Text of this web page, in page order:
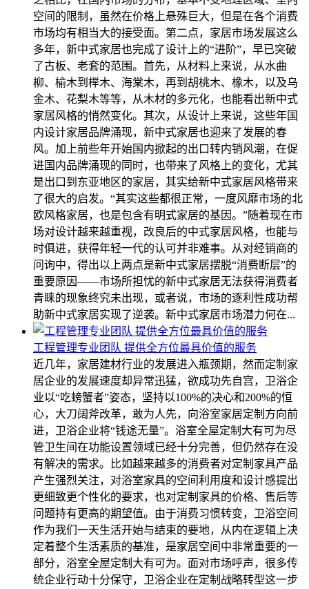
空间的限制，虽然在价格上悬殊巨大，但是在各个消费
市场均有相当大的接受面。第二点，家居市场发展这么
多年，新中式家居也完成了设计上的“进阶”，早已突破
了古板、老套的范围。首先，从材料上来说，从水曲
柳、榆木到榉木、海棠木，再到胡桃木、橡木，以及乌
金木、花梨木等等，从木材的多元化，也能看出新中式
家居风格的悄然变化。其次，从设计上来说，这些年国
内设计家居品牌涌现，新中式家居也迎来了发展的春
风。加上前些年开始国内掀起的出口转内销风潮，在促
进国内品牌涌现的同时，也带来了风格上的变化，尤其
是出口到东亚地区的家居，其实给新中式家居风格带来
了很大的启发。“其实这些都很正常，一度风靡市场的北
欧风格家居，也是包含有明式家居的基因。”随着现在市
场对设计越来越重视，改良后的中式家居风格，也能与
时俱进，获得年轻一代的认可并非难事。从对经销商的
问询中，得出以上两点是新中式家居摆脱“消费断层”的
重要原因——市场所担忧的新中式家居无法获得消费者
青睐的现象终究未出现，或者说，市场的逐利性成功帮
助新中式家居实现了逆袭。新中式家居市场潜力何在...
工程管理专业团队 提供全方位最具价值的服务
近几年，家居建材行业的发展进入瓶颈期，然而定制家
居企业的发展速度却异常迅猛，欲成功先自宫，卫浴企
业以“吃螃蟹者”姿态，坚持以100%的决心和200%的恒
心，大刀阔斧改革，敢为人先，向浴室家居定制方向前
进，卫浴企业将“钱途无量”。浴室全屋定制大有可为尽
管卫生间在功能设置领域已经十分完善，但仍然存在没
有解决的需求。比如越来越多的消费者对定制家具产品
产生强烈关注，对浴室家具的空间利用度和设计感提出
更细致更个性化的要求，也对定制家具的价格、售后等
问题持有更高的期望值。由于消费习惯转变，卫浴空间
作为我们一天生活开始与结束的要地，从内在逻辑上决
定着整个生活素质的基准，是家居空间中非常重要的一
部分，浴室全屋定制大有可为。面对市场呼声，很多传
统企业行动十分保守，卫浴企业在定制战略转型这一步